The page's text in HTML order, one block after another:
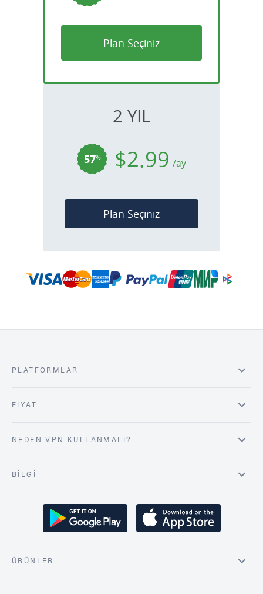
Plan Seçiniz
2 YIL
57% $2.99 /ay
Plan Seçiniz
PLATFORMLAR
FIYAT
NEDEN VPN KULLANMALI?
BILGI
ÜRÜNLER